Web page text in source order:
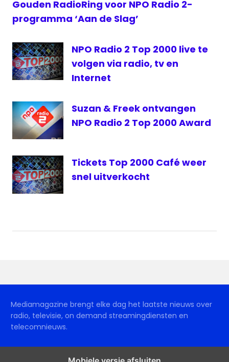
top
2000
TVOH
Gouden RadioRing voor NPO Radio 2-
programma ‘Aan de Slag’
NPO Radio 2 Top 2000 live te
volgen via radio, tv en
Internet
Suzan & Freek ontvangen
NPO Radio 2 Top 2000 Award
Tickets Top 2000 Café weer
snel uitverkocht
Mediamagazine brengt elke dag het laatste nieuws over
radio, televisie, on demand streamingdiensten en
telecomnieuws.